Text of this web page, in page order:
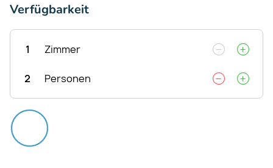
Verfügbarkeit
1 Zimmer
2 Personen